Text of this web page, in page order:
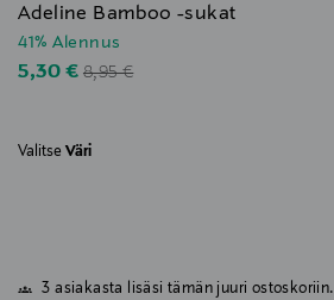
Adeline Bamboo -sukat
41% Alennus
Discounted Price
5,30 € Original Price
8,95 €
Valitse Väri
3 asiakasta lisäsi tämän juuri ostoskoriin.